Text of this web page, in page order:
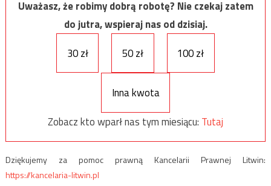
Uważasz, że robimy dobrą robotę? Nie czekaj zatem
do jutra, wspieraj nas od dzisiaj.
30 zł
50 zł 100 zł
Inna kwota
Zobacz kto wparł nas tym miesiącu: Tutaj
Dziękujemy za pomoc prawną Kancelarii Prawnej Litwin:
https://kancelaria-litwin.pl